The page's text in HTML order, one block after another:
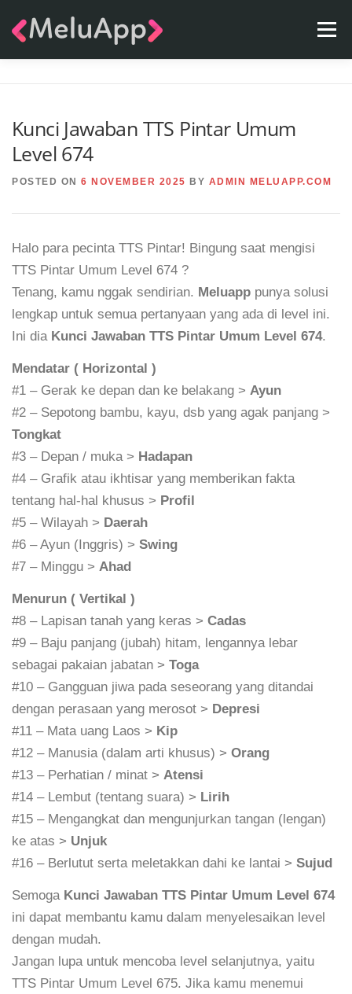
Menu
Kunci Jawaban TTS Pintar Umum
Level 674
POSTED ON 6 NOVEMBER 2025 BY ADMIN MELUAPP.COM
Halo para pecinta TTS Pintar! Bingung saat mengisi
TTS Pintar Umum Level 674 ?
Tenang, kamu nggak sendirian. Meluapp punya solusi
lengkap untuk semua pertanyaan yang ada di level ini.
Ini dia Kunci Jawaban TTS Pintar Umum Level 674.
Mendatar ( Horizontal )
#1 – Gerak ke depan dan ke belakang > Ayun
#2 – Sepotong bambu, kayu, dsb yang agak panjang >
Tongkat
#3 – Depan / muka > Hadapan
#4 – Grafik atau ikhtisar yang memberikan fakta
tentang hal-hal khusus > Profil
#5 – Wilayah > Daerah
#6 – Ayun (Inggris) > Swing
#7 – Minggu > Ahad
Menurun ( Vertikal )
#8 – Lapisan tanah yang keras > Cadas
#9 – Baju panjang (jubah) hitam, lengannya lebar
sebagai pakaian jabatan > Toga
#10 – Gangguan jiwa pada seseorang yang ditandai
dengan perasaan yang merosot > Depresi
#11 – Mata uang Laos > Kip
#12 – Manusia (dalam arti khusus) > Orang
#13 – Perhatian / minat > Atensi
#14 – Lembut (tentang suara) > Lirih
#15 – Mengangkat dan mengunjurkan tangan (lengan)
ke atas > Unjuk
#16 – Berlutut serta meletakkan dahi ke lantai > Sujud
Semoga Kunci Jawaban TTS Pintar Umum Level 674
ini dapat membantu kamu dalam menyelesaikan level
dengan mudah.
Jangan lupa untuk mencoba level selanjutnya, yaitu
TTS Pintar Umum Level 675. Jika kamu menemui